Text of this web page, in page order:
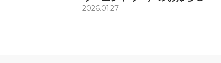
2026.01.27